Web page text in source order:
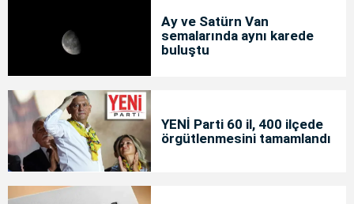
Ay ve Satürn Van
semalarında aynı karede
buluştu
YENİ Parti 60 il, 400 ilçede
örgütlenmesini tamamlandı